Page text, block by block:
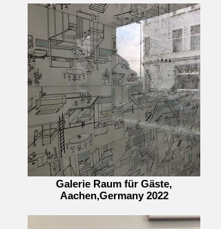
Galerie Raum für Gäste,
Aachen,Germany 2022